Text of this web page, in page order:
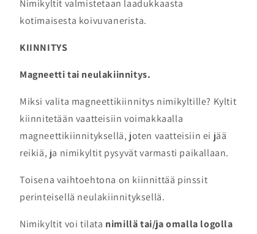
Nimikyltit valmistetaan laadukkaasta
kotimaisesta koivuvanerista.
KIINNITYS
Magneetti tai neulakiinnitys.
Miksi valita magneettikiinnitys nimikyltille? Kyltit
kiinnitetään vaatteisiin voimakkaalla
magneettikiinnityksellä, joten vaatteisiin ei jää
reikiä, ja nimikyltit pysyvät varmasti paikallaan.
Toisena vaihtoehtona on kiinnittää pinssit
perinteisellä neulakiinnityksellä.
Nimikyltit voi tilata nimillä tai/ja omalla logolla